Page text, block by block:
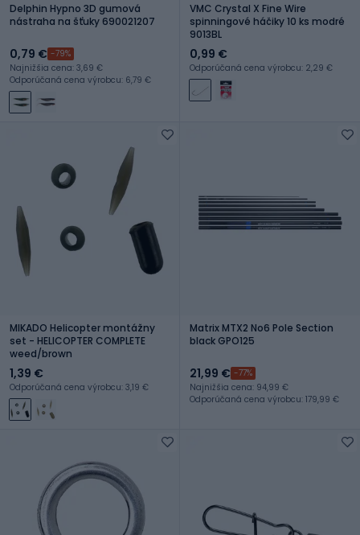
Delphin Hypno 3D gumová
nástraha na šťuky 690021207
0,79 € -79%
Najnižšia cena: 3,69 €
Odporúčaná cena výrobcu: 6,79 €
VMC Crystal X Fine Wire
spinningové háčiky 10 ks modré
9013BL
0,99 €
Odporúčaná cena výrobcu: 2,29 €
MIKADO Helicopter montážny
set - HELICOPTER COMPLETE
weed/brown
1,39 €
Odporúčaná cena výrobcu: 3,19 €
Matrix MTX2 No6 Pole Section
black GPO125
21,99 € -77%
Najnižšia cena: 94,99 €
Odporúčaná cena výrobcu: 179,99 €